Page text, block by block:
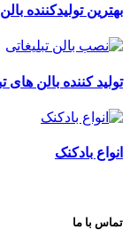
بهترین تولیدکننده
تولید کننده بالن های
انواع بادکنک
تماس با ما